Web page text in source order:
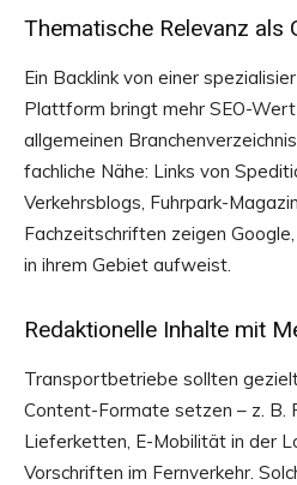
Thematische Relevanz als
Ein Backlink von einer
Plattform bringt mehr SEO-
allgemeinen
fachliche Nähe: Links von
Verkehrsblogs, Fuhrpark-
Fachzeitschriften zeigen
in ihrem Gebiet aufweist.
Redaktionelle Inhalte mit
Transportbetriebe sollten
Content-Formate setzen – z. B.
Lieferketten, E-Mobilität in der
Vorschriften im Fernverkehr.